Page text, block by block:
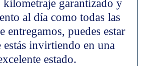
garantizado y
al día como todas las
entregamos, puedes estar
estás invirtiendo en una
estado.